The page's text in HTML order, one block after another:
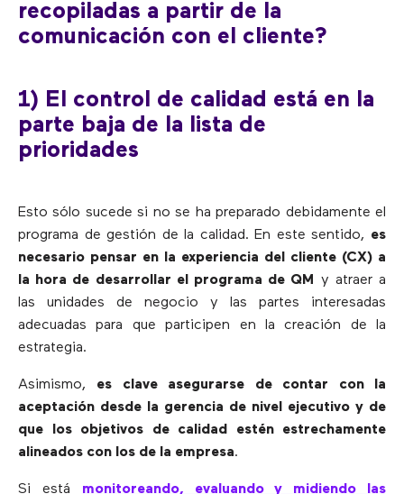
recopiladas a partir de la
comunicación con el cliente?
1) El control de calidad está en la
parte baja de la lista de
prioridades
Esto sólo sucede si no se ha preparado debidamente el
programa de gestión de la calidad. En este sentido, es
necesario pensar en la experiencia del cliente (CX) a
la hora de desarrollar el programa de QM
y atraer a
las unidades de negocio y las partes interesadas
adecuadas para que participen en la creación de la
estrategia.
Asimismo, es clave asegurarse de contar con la
aceptación desde la gerencia de nivel ejecutivo y de
que los objetivos de calidad estén estrechamente
alineados con los de la empresa.
Si está monitoreando, evaluando y midiendo las